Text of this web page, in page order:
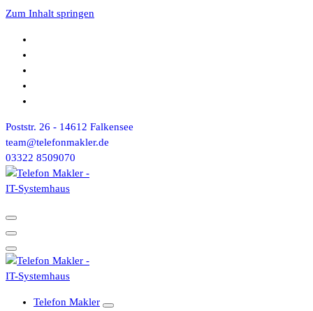
Zum Inhalt springen
Poststr. 26 - 14612 Falkensee
team@telefonmakler.de
03322 8509070
Telefon Makler